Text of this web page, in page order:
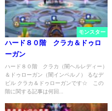
モンスター
ハード８０階 クラカ＆ドゥロ
ーガン
ハード８０階 クラカ（闇ヘルレディー）
＆ドゥローガン（闇インペルノ） るなデ
ビル クラカ＆ドゥローガンです☆ この
階に関する記事は何回...